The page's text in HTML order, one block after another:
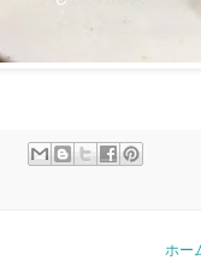
ホー